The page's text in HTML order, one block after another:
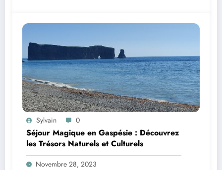
Sylvain 0
Séjour Magique en Gaspésie : Découvrez
les Trésors Naturels et Culturels
Novembre 28, 2023